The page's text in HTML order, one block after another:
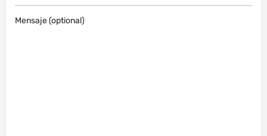
Mensaje (optional)